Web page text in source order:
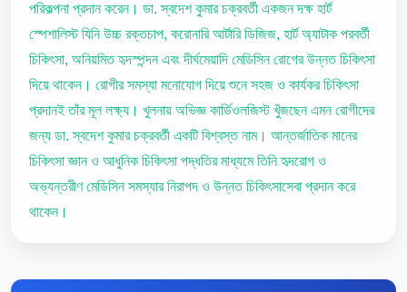
পরিকল্পনা প্রদান করেন। ডা. স্বদেশ কুমার চক্রবর্তী একজন দক্ষ হার্ট
স্পেশালিস্ট যিনি উচ্চ রক্তচাপ, করোনারি আর্টারি ডিজিজ, হার্ট অ্যাটাক পরবর্তী
চিকিৎসা, অনিয়মিত হৃদস্পন্দন এবং দীর্ঘমেয়াদি মেডিসিন রোগের উন্নত চিকিৎসা
দিয়ে থাকেন। রোগীর সমস্যা মনোযোগ দিয়ে শুনে সহজ ও কার্যকর চিকিৎসা
প্রদানই তাঁর মূল লক্ষ্য। খুলনায় অভিজ্ঞ কার্ডিওলজিস্ট খুঁজছেন এমন রোগীদের
জন্য ডা. স্বদেশ কুমার চক্রবর্তী একটি বিশ্বস্ত নাম। আন্তর্জাতিক মানের
চিকিৎসা জ্ঞান ও আধুনিক চিকিৎসা পদ্ধতির মাধ্যমে তিনি হৃদরোগ ও
অভ্যন্তরীণ মেডিসিন সমস্যার নিরাপদ ও উন্নত চিকিৎসাসেবা প্রদান করে
থাকেন।